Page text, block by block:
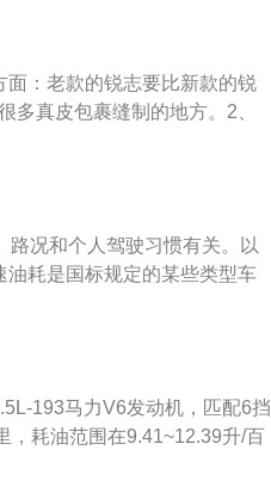
烧，引起发动机爆震，而且由
导管和喷嘴，以及出现车辆动
动技术。REIZ锐志与CROW
驱动技术，而手自一体式6挡
色的加速性能及良好的燃油经
：老款的锐志要比新款的锐
多真皮包裹缝制的地方。2、
是油门反应明显要比新锐志更
志的马力调小了一点，老款
路况和个人驾驶习惯有关。以
耗是国标规定的某些类型车
油耗。百公里油耗是指车辆在
得的值转换为速度参数，再指
据。2、油耗低的作用：一款
比较高，因为如果发动机的技
形中增加油耗，一般比较省油
193马力V6发动机，匹配6挡
，耗油范围在9.41~12.39升/百
197马力V6发动机，匹配6